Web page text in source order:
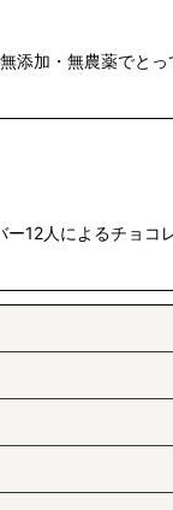
添加・無農薬でと
12人によるチョコ